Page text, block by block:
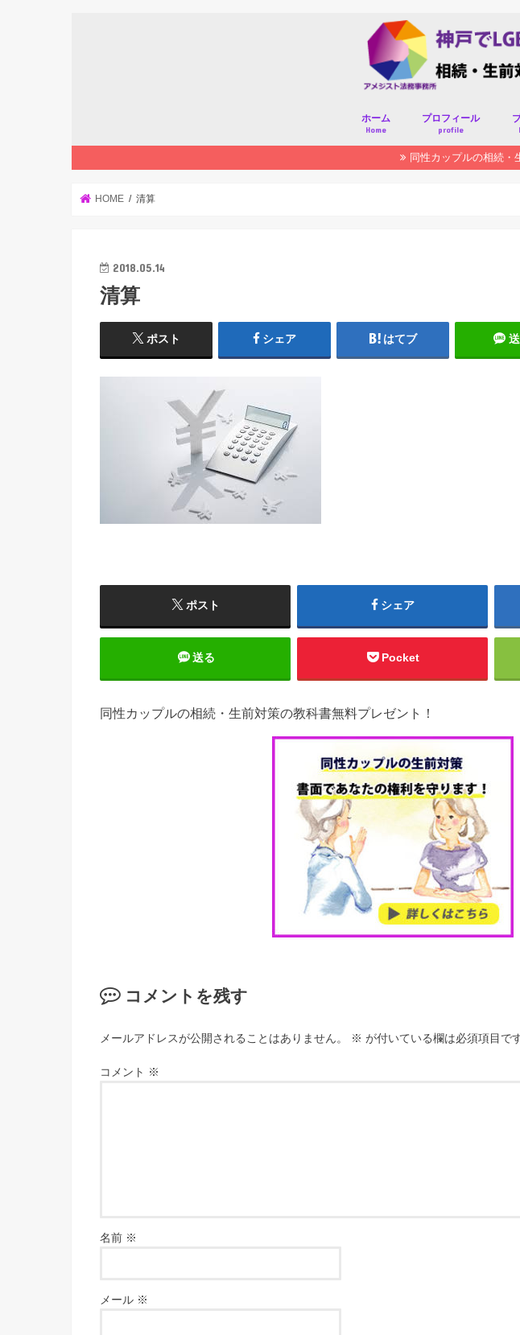
ホーム
Home
プロフィール
profile
同性カップルの相続・
HOME 清算
2018.05.14
清算
ポスト シェア はてブ
ポスト シェア
送る Pocket
同性カップルの相続・生前対策の教科書無料プレゼント！
コメントを残す
メールアドレスが公開されることはありません。 ※ が付いている欄は必須項目で
コメント ※
名前 ※
メール ※